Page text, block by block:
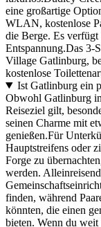
eine großartige
WLAN, kostenlose
die Berge. Es
Entspannung.Das 3-
Village Gatlinburg,
kostenlose
Ist Gatlinburg ein
Obwohl Gatlinburg
Reiseziel gilt,
seinen Charme mit
genießen.Für
Hauptstreifens oder
Forge zu
werden.
finden, während
könnten, die einen
bieten. Wenn du weit